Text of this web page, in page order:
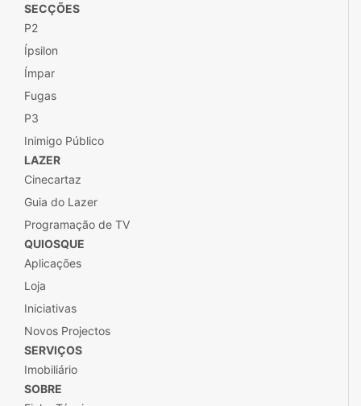
SECÇÕES
P2
Ípsilon
Ímpar
Fugas
P3
Inimigo Público
LAZER
Cinecartaz
Guia do Lazer
Programação de TV
QUIOSQUE
Aplicações
Loja
Iniciativas
Novos Projectos
SERVIÇOS
Imobiliário
SOBRE